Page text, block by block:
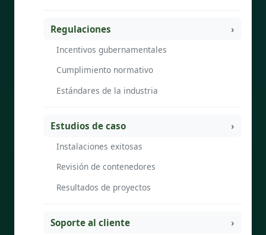
Regulaciones
Incentivos gubernamentales
Cumplimiento normativo
Estándares de la industria
Estudios de caso
Instalaciones exitosas
Revisión de contenedores
Resultados de proyectos
Soporte al cliente